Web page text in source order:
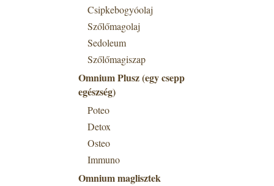
Csipkebogyóolaj
Szőlőmagolaj
Sedoleum
Szőlőmagiszap
Omnium Plusz (egy csepp
egészség)
Poteo
Detox
Osteo
Immuno
Omnium maglisztek